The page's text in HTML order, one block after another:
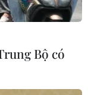
Bộ có